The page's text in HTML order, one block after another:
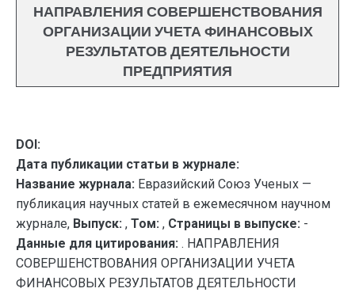
НАПРАВЛЕНИЯ СОВЕРШЕНСТВОВАНИЯ
ОРГАНИЗАЦИИ УЧЕТА ФИНАНСОВЫХ
РЕЗУЛЬТАТОВ ДЕЯТЕЛЬНОСТИ
ПРЕДПРИЯТИЯ
DOI:
Дата публикации статьи в журнале:
Название журнала: Евразийский Союз Ученых —
публикация научных статей в ежемесячном научном
журнале, Выпуск: , Том: , Страницы в выпуске: -
Данные для цитирования: . НАПРАВЛЕНИЯ
СОВЕРШЕНСТВОВАНИЯ ОРГАНИЗАЦИИ УЧЕТА
ФИНАНСОВЫХ РЕЗУЛЬТАТОВ ДЕЯТЕЛЬНОСТИ